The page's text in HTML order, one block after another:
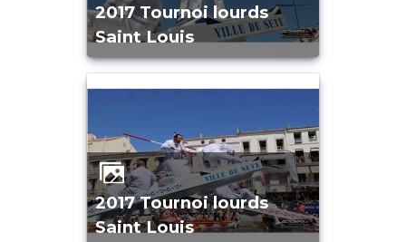
2017 Tournoi lourds
Saint Louis
2017 Tournoi lourds
Saint Louis